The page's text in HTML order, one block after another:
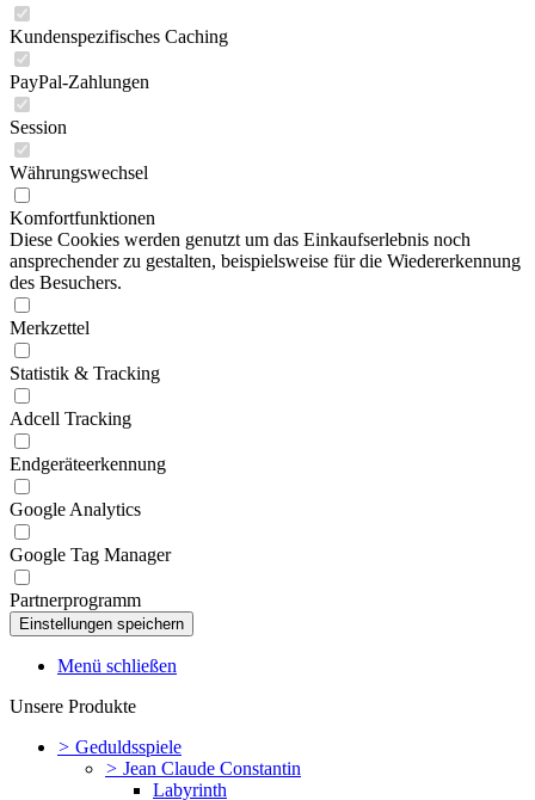
Kundenspezifisches Caching
PayPal-Zahlungen
Session
Währungswechsel
Komfortfunktionen
Diese Cookies werden genutzt um das Einkaufserlebnis noch
ansprechender zu gestalten, beispielsweise für die Wiedererkennung
des Besuchers.
Merkzettel
Statistik & Tracking
Adcell Tracking
Endgeräteerkennung
Google Analytics
Google Tag Manager
Partnerprogramm
Menü schließen
Unsere Produkte
> Geduldsspiele
> Jean Claude Constantin
Labyrinth